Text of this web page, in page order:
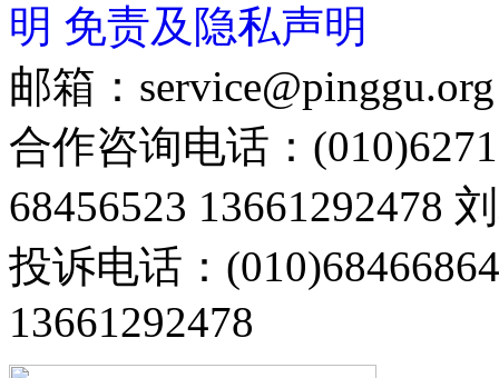
明 免责及隐私声明
邮箱：service@pinggu.org
合作咨询电话：
68456523 13661292478
投诉电话：
13661292478